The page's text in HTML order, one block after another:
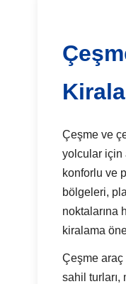
Çeşme ve
yolcular için
konforlu ve
bölgeleri,
noktalarına
kiralama
Çeşme
sahil turları,